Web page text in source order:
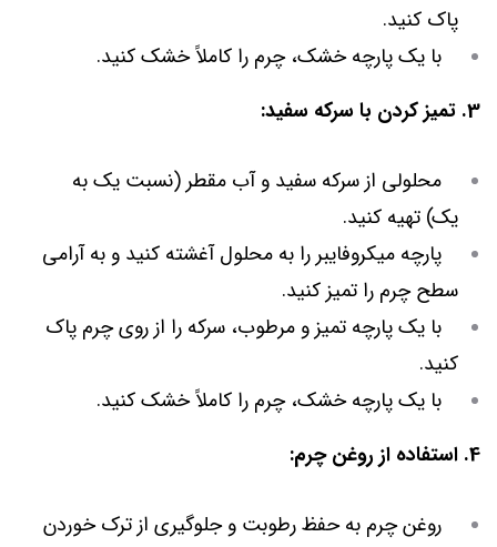
پاک کنید.
با یک پارچه خشک، چرم را کاملاً خشک کنید.
3. تمیز کردن با سرکه سفید:
محلولی از سرکه سفید و آب مقطر (نسبت یک به
یک) تهیه کنید.
پارچه میکروفایبر را به محلول آغشته کنید و به آرامی
سطح چرم را تمیز کنید.
با یک پارچه تمیز و مرطوب، سرکه را از روی چرم پاک
کنید.
با یک پارچه خشک، چرم را کاملاً خشک کنید.
4. استفاده از روغن چرم:
روغن چرم به حفظ رطوبت و جلوگیری از ترک خوردن